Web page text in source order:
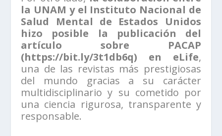
la UNAM y el Instituto Nacional de
Salud Mental de Estados Unidos
hizo posible la publicación del
artículo sobre PACAP
(https://bit.ly/3t1db6q) en eLife,
una de las revistas más prestigiosas
del mundo gracias a su carácter
multidisciplinario y su cometido por
una ciencia rigurosa, transparente y
responsable.